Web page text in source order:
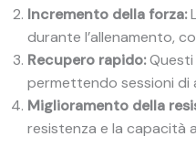
Incremento della forza:
durante l’allenamento,
Recupero rapido:Questi
permettendo sessioni di
Miglioramento della
resistenza e la capacità